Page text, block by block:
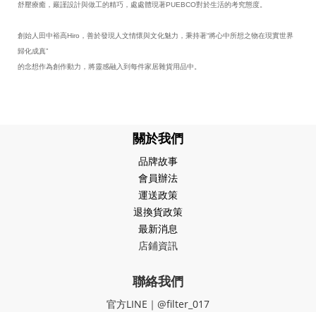
舒壓療癒，嚴謹設計與做工的精巧，處處體現著PUEBCO對於生活的考究態度。
創始人田中裕高Hiro，善於發現人文情懷與文化魅力，秉持著“將心中所想之物在現實世界
歸化成真”
的念想作為創作動力，將靈感融入到每件家居雜貨用品中。
關於我們
品牌故事
會員辦法
運送政策
退換貨政策
最新消息
店鋪資訊
聯絡我們
官方LINE｜@filter_017